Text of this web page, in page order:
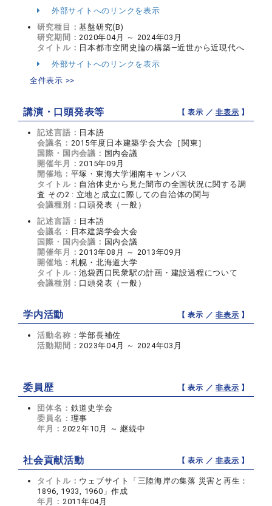
外部サイトへのリンクを表示
研究種目：基盤研究(B)
研究期間：2020年04月 ～ 2024年03月
タイトル： 日本都市空間史論の構築―近世から近現代へ
外部サイトへのリンクを表示
全件表示 >>
講演・口頭発表等 【 表示 ／非表示 】
記述言語： 日本語
会議名： 2015年度日本建築学会大会［関東］
国際・国内会議： 国内会議
開催年月：2015年09月
開催地： 平塚・東海大学湘南キャンパス
タイトル： 自治体史から見た闇市の全国状況に関する調
査 その2 : 立地と成立に際しての自治体の関与
会議種別： 口頭発表（一般）
記述言語： 日本語
会議名： 日本建築学会大会
国際・国内会議： 国内会議
開催年月：2013年08月 ～ 2013年09月
開催地： 札幌・北海道大学
タイトル：池袋西口民衆駅の計画・建設過程について
会議種別： 口頭発表（一般）
学内活動 【 表示 ／非表示 】
活動名称：学部長補佐
活動期間：2023年04月 ～ 2024年03月
委員歴 【 表示 ／非表示 】
団体名： 鉄道史学会
委員名： 理事
年月： 2022年10月 ～ 継続中
社会貢献活動 【 表示 ／非表示 】
タイトル： ウェブサイト「三陸海岸の集落 災害と再生：
1896, 1933, 1960」作成
年月： 2011年04月